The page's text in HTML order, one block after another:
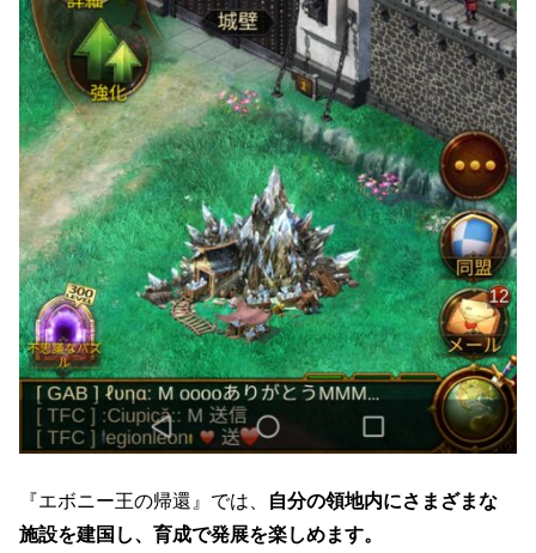
『エボニー王の帰還』では、 自分の領地内にさまざまな
施設を建国し、育成で発展を楽しめます。